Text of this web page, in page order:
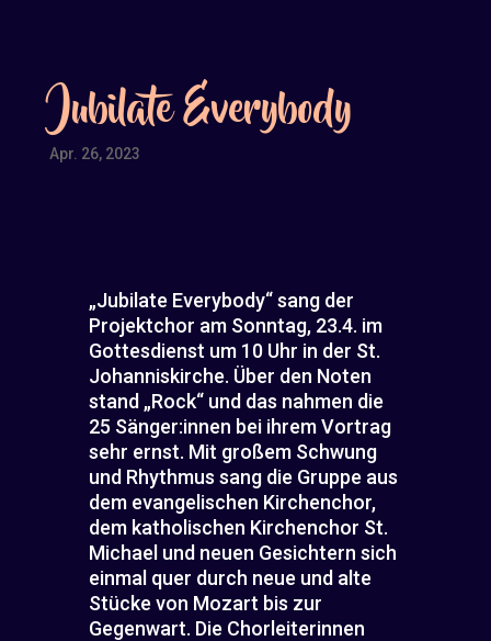
Jubilate Everybody
Apr. 26, 2023
„Jubilate Everybody“ sang der
Projektchor am Sonntag, 23.4. im
Gottesdienst um 10 Uhr in der St.
Johanniskirche. Über den Noten
stand „Rock“ und das nahmen die
25 Sänger:innen bei ihrem Vortrag
sehr ernst. Mit großem Schwung
und Rhythmus sang die Gruppe aus
dem evangelischen Kirchenchor,
dem katholischen Kirchenchor St.
Michael und neuen Gesichtern sich
einmal quer durch neue und alte
Stücke von Mozart bis zur
Gegenwart. Die Chorleiterinnen